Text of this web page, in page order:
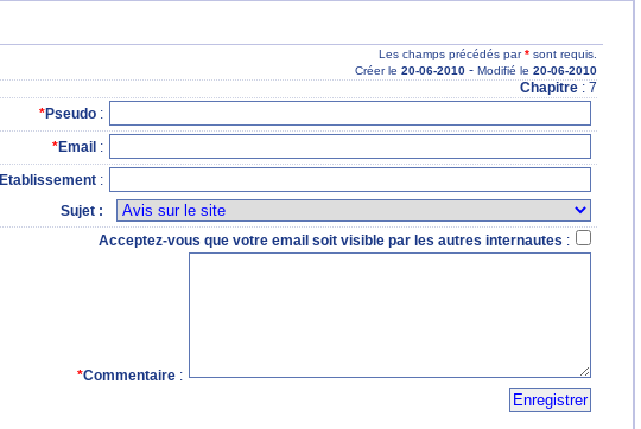
Les champs précédés par* sont requis.
Créer le 20-06-2010 - Modifié le 20-06-2010
Chapitre : 7
*Pseudo :
*Email :
Etablissement :
Sujet :
Acceptez-vous que votre email soit visible par les autres internautes :
*Commentaire: